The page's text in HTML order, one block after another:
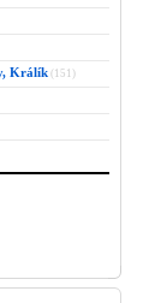
Králík (151)